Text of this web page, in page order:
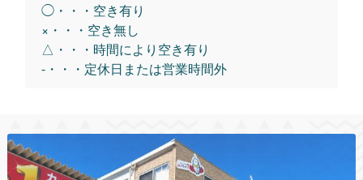
◯・・・空き有り
×・・・空き無し
△・・・時間により空き有り
-・・・定休日または営業時間外